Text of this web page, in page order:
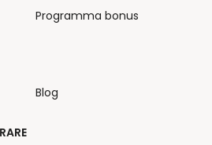
Programma bonus
Blog